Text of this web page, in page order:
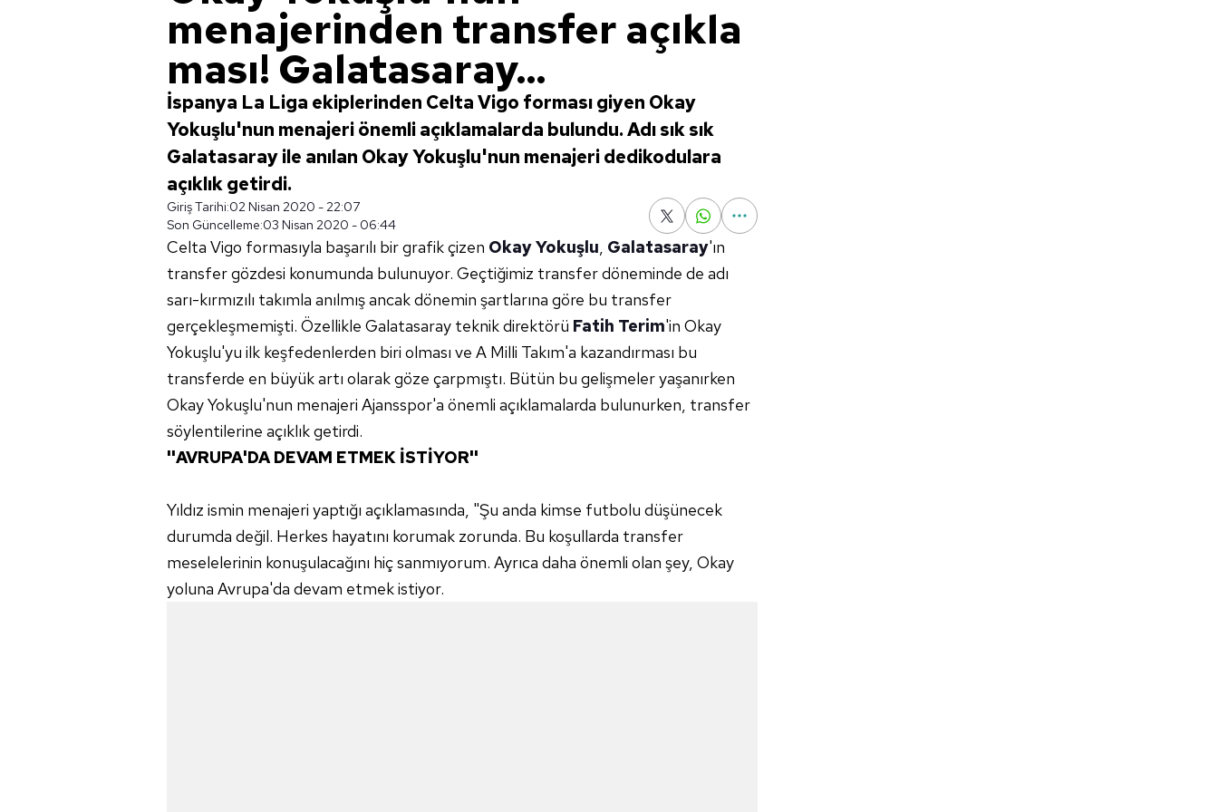
menajerinden transfer açıkla
ması! Galatasaray...
İspanya La Liga ekiplerinden Celta Vigo forması giyen Okay
Yokuşlu'nun menajeri önemli açıklamalarda bulundu. Adı sık sık
Galatasaray ile anılan Okay Yokuşlu'nun menajeri dedikodulara
açıklık getirdi.
Giriş Tarihi:02 Nisan 2020 - 22:07
Son Güncelleme:03 Nisan 2020 - 06:44
Celta Vigo formasıyla başarılı bir grafik çizen Okay Yokuşlu, Galatasaray'ın
transfer gözdesi konumunda bulunuyor. Geçtiğimiz transfer döneminde de adı
sarı-kırmızılı takımla anılmış ancak dönemin şartlarına göre bu transfer
gerçekleşmemişti. Özellikle Galatasaray teknik direktörü Fatih Terim'in Okay
Yokuşlu'yu ilk keşfedenlerden biri olması ve A Milli Takım'a kazandırması bu
transferde en büyük artı olarak göze çarpmıştı. Bütün bu gelişmeler yaşanırken
Okay Yokuşlu'nun menajeri Ajansspor'a önemli açıklamalarda bulunurken, transfer
söylentilerine açıklık getirdi.
''AVRUPA'DA DEVAM ETMEK İSTİYOR''
Yıldız ismin menajeri yaptığı açıklamasında, "Şu anda kimse futbolu düşünecek
durumda değil. Herkes hayatını korumak zorunda. Bu koşullarda transfer
meselelerinin konuşulacağını hiç sanmıyorum. Ayrıca daha önemli olan şey, Okay
yoluna Avrupa'da devam etmek istiyor.